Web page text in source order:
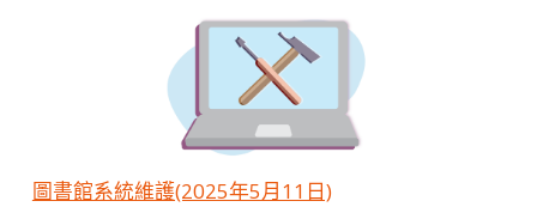
圖書館系統維護(2025年5月11日)